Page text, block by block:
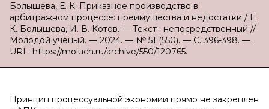
Болышева, Е. К. Приказное производство в
арбитражном процессе: преимущества и недостатки / Е.
К. Болышева, И. В. Котов. — Текст : непосредственный //
Молодой ученый. — 2024. — № 51 (550). — С. 396-398. —
URL: https://moluch.ru/archive/550/120765.
Принцип процессуальной экономии прямо не закреплен